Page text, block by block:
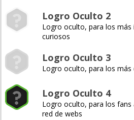
Logro Oculto 2
Logro oculto, para los más
curiosos
Logro Oculto 3
Logro oculto, para los más
Logro Oculto 4
Logro oculto, para los fans
red de webs